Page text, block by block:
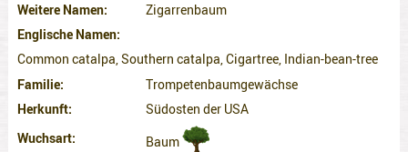
Weitere Namen
Zigarrenbaum
Englische Namen
Common catalpa, Southern catalpa, Cigartree, Indian-bean-tree
Familie
Trompetenbaumgewächse
Herkunft
Südosten der USA
Wuchsart
Baum